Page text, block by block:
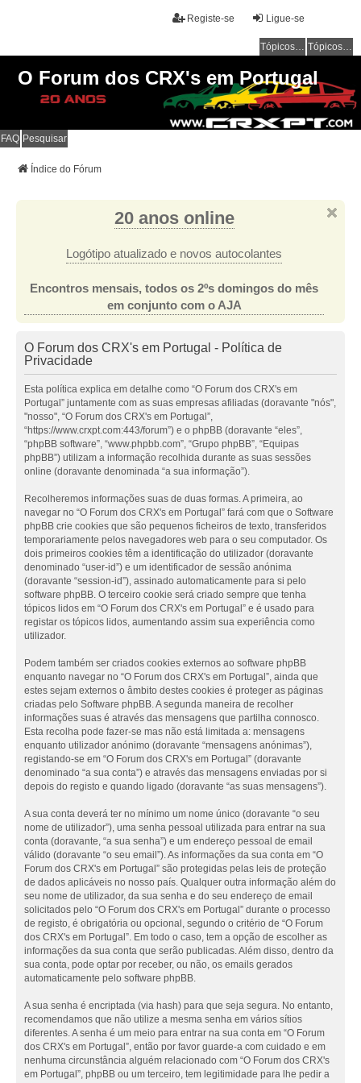
Ligue-se
Registe-se
Tópicos sem resposta Tópicos ativos
O Forum dos CRX's em Portugal
FAQ Pesquisar
Índice do Fórum
20 anos online
Logótipo atualizado e novos autocolantes
Encontros mensais, todos os 2ºs domingos do mês
em conjunto com o AJA
O Forum dos CRX's em Portugal - Política de
Privacidade
Esta política explica em detalhe como “O Forum dos CRX's em
Portugal” juntamente com as suas empresas afiliadas (doravante "nós",
"nosso", “O Forum dos CRX's em Portugal”,
“https://www.crxpt.com:443/forum”) e o phpBB (doravante “eles”,
“phpBB software”, “www.phpbb.com”, “Grupo phpBB”, “Equipas
phpBB”) utilizam a informação recolhida durante as suas sessões
online (doravante denominada “a sua informação”).
Recolheremos informações suas de duas formas. A primeira, ao
navegar no “O Forum dos CRX's em Portugal” fará com que o Software
phpBB crie cookies que são pequenos ficheiros de texto, transferidos
temporariamente pelos navegadores web para o seu computador. Os
dois primeiros cookies têm a identificação do utilizador (doravante
denominado “user-id”) e um identificador de sessão anónima
(doravante “session-id”), assinado automaticamente para si pelo
software phpBB. O terceiro cookie será criado sempre que tenha
tópicos lidos em “O Forum dos CRX's em Portugal” e é usado para
registar os tópicos lidos, aumentando assim sua experiência como
utilizador.
Podem também ser criados cookies externos ao software phpBB
enquanto navegar no “O Forum dos CRX's em Portugal”, ainda que
estes sejam externos o âmbito destes cookies é proteger as páginas
criadas pelo Software phpBB. A segunda maneira de recolher
informações suas é através das mensagens que partilha connosco.
Esta recolha pode fazer-se mas não está limitada a: mensagens
enquanto utilizador anónimo (doravante “mensagens anónimas”),
registando-se em “O Forum dos CRX's em Portugal” (doravante
denominado “a sua conta”) e através das mensagens enviadas por si
depois do registo e quando ligado (doravante “as suas mensagens”).
A sua conta deverá ter no mínimo um nome único (doravante “o seu
nome de utilizador”), uma senha pessoal utilizada para entrar na sua
conta (doravante, “a sua senha”) e um endereço pessoal de email
válido (doravante “o seu email”). As informações da sua conta em “O
Forum dos CRX's em Portugal” são protegidas pelas leis de proteção
de dados aplicáveis no nosso país. Qualquer outra informação além do
seu nome de utilizador, da sua senha e do seu endereço de email
solicitados pelo “O Forum dos CRX's em Portugal” durante o processo
de registo, é obrigatória ou opcional, segundo o critério de “O Forum
dos CRX's em Portugal”. Em todo o caso, tem a opção de escolher as
informações da sua conta que serão publicadas. Além disso, dentro da
sua conta, pode optar por receber, ou não, os emails gerados
automaticamente pelo software phpBB.
A sua senha é encriptada (via hash) para que seja segura. No entanto,
recomendamos que não utilize a mesma senha em vários sítios
diferentes. A senha é um meio para entrar na sua conta em “O Forum
dos CRX's em Portugal”, então por favor guarde-a com cuidado e em
nenhuma circunstância alguém relacionado com “O Forum dos CRX's
em Portugal”, phpBB ou um terceiro, tem legitimidade para lhe pedir a